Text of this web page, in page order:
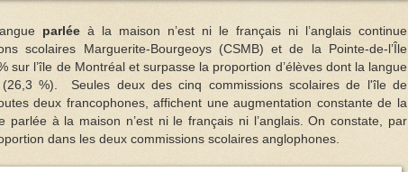
parlée à la maison n’est ni le français ni l’anglais continue
scolaires Marguerite-Bourgeoys (CSMB) et de la Pointe-de-l’Île
sur l’île de Montréal et surpasse la proportion d’élèves dont la langue
%). Seules deux des cinq commissions scolaires de l'île de
deux francophones, affichent une augmentation constante de la
parlée à la maison n’est ni le français ni l’anglais. On constate, par
dans les deux commissions scolaires anglophones.